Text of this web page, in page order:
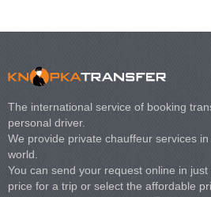
The international service of booking
personal driver.
We provide private chauffeur services
world.
You can send your request online in
price for a trip or select the affordable